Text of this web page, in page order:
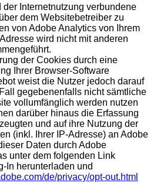
Internetnutzung verbundene
dem Websitebetreiber zu
von Adobe Analytics von Ihrem
wird nicht mit anderen
der Cookies durch eine
Ihrer Browser-Software
weist die Nutzer jedoch darauf
gegebenenfalls nicht sämtliche
vollumfänglich werden nutzen
darüber hinaus die Erfassung
und auf ihre Nutzung der
(inkl. Ihrer IP-Adresse) an Adobe
Daten durch Adobe
unter dem folgenden Link
In herunterladen und
de/privacy/opt-out.html